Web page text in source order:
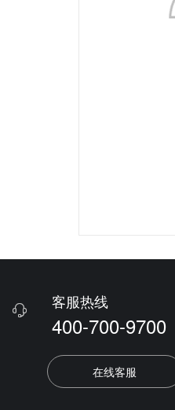
 客服热线
400-700-9700
在线客服